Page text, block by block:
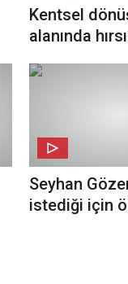
Kentsel
alanında
Seyhan
istediği için